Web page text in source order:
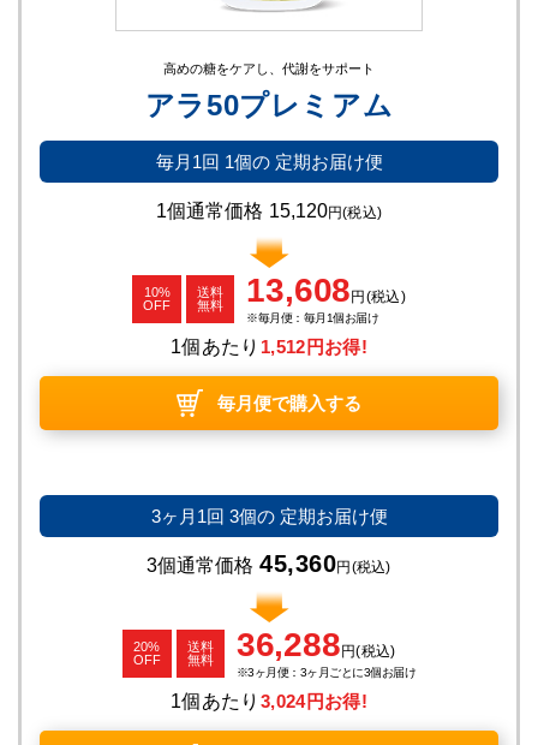
高めの糖をケアし、代謝をサポート
アラ50プレミアム
毎月1回 1個の定期お届け便
1個通常価格 15,120円(税込)
10%
OFF
送料
無料
13,608 円 (税込)
毎月便：毎月1個お届け
1個あたり 1,512円お得!
毎月便で購入する
3ヶ月1回 3個の定期お届け便
3個通常価格 45,360円 (税込)
20%
OFF
送料
無料
36,288 円(税込)
3ヶ月便：3ヶ月ごとに3個お届け
1個あたり 3,024円お得!